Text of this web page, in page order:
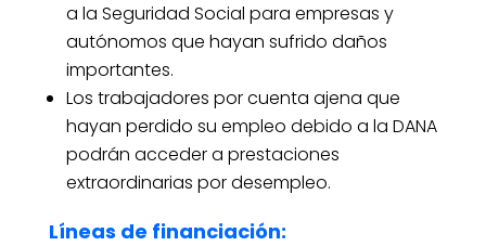
a la Seguridad Social para empresas y
autónomos que hayan sufrido daños
importantes.
Los trabajadores por cuenta ajena que
hayan perdido su empleo debido a la DANA
podrán acceder a prestaciones
extraordinarias por desempleo.
Líneas de financiación: